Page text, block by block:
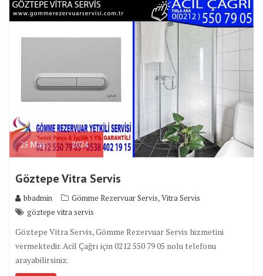
25 May 2024
Göztepe Vitra Servis
bbadmin Gömme Rezervuar Servis,Vitra Servis
göztepe vitra servis
Göztepe Vitra Servis, Gömme Rezervuar Servis hizmetini
vermektedir. Acil Çağrı için 0212 550 79 05 nolu telefonu
arayabilirsiniz.